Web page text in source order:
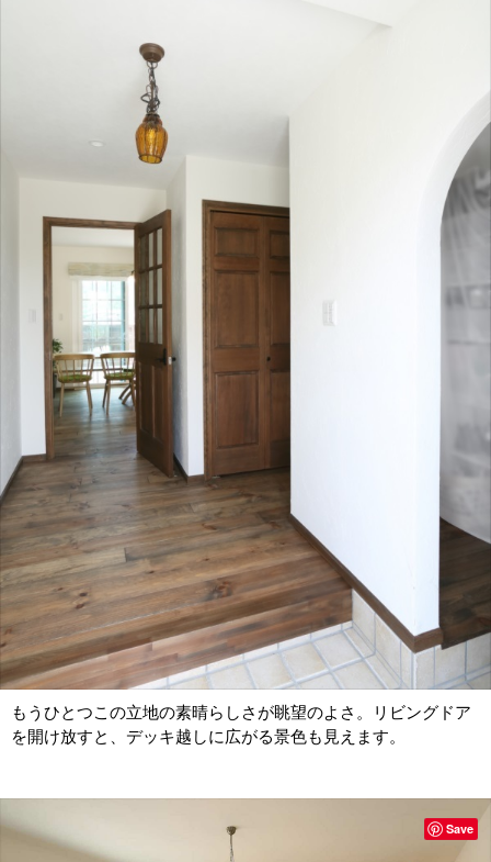
もうひとつこの立地の素晴らしさが眺望のよさ。リビングドア
を開け放すと、デッキ越しに広がる景色も見えます。
Save